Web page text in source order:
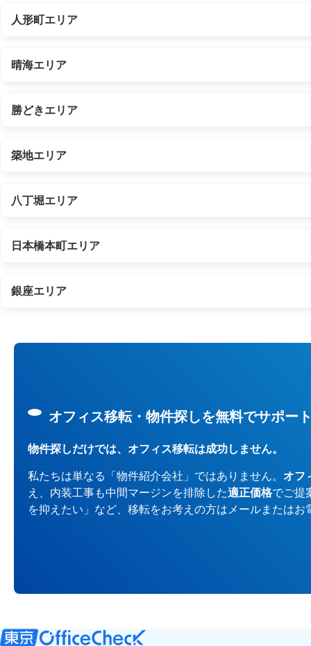
人形町エリア
晴海エリア
勝どきエリア
築地エリア
八丁堀エリア
日本橋本町エリア
銀座エリア
オフィス移転・物件探しを無料でサポー
物件探しだけでは、オフィス移転は成功しません。
私たちは単なる「物件紹介会社」ではありません。 オフ
え、内装工事も中間マージンを排除した適正価格でご提
を抑えたい」など、移転をお考えの方はメールまたは